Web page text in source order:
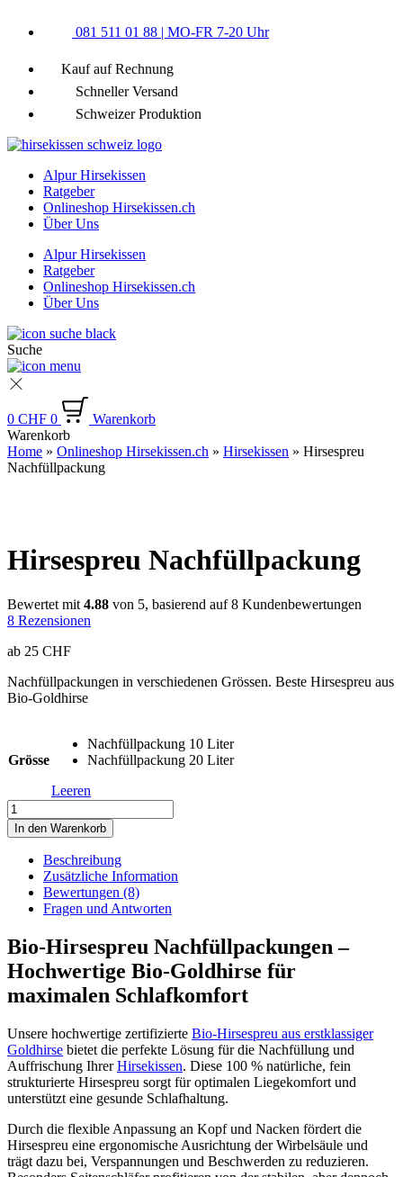
Inhalt
081 511 01 88 | MO-FR 7-20 Uhr
Kauf auf Rechnung
Schneller Versand
Schweizer Produktion
Alpur Hirsekissen
Ratgeber
Onlineshop Hirsekissen.ch
Über Uns
Alpur Hirsekissen
Ratgeber
Onlineshop Hirsekissen.ch
Über Uns
Suche
0 CHF 0
Warenkorb
Warenkorb
Home » Onlineshop Hirsekissen.ch » Hirsekissen » Hirsespreu
Nachfüllpackung
Hirsespreu Nachfüllpackung
Bewertet mit 4.88 von 5, basierend auf8 Kundenbewertungen
8 Rezensionen
ab 25 CHF
Nachfüllpackungen in verschiedenen Grössen. Beste Hirsespreu aus
Bio-Goldhirse
Grösse
Nachfüllpackung 10 Liter
Nachfüllpackung 20 Liter
Leeren
Hirsespreu
Nachfüllpackung
Menge
In den Warenkorb
Beschreibung
Zusätzliche Information
Bewertungen (8)
Fragen und Antworten
Bio-Hirsespreu Nachfüllpackungen –
Hochwertige Bio-Goldhirse für
maximalen Schlafkomfort
Unsere hochwertige zertifizierte Bio-Hirsespreu aus erstklassiger
Goldhirse bietet die perfekte Lösung für die Nachfüllung und
Auffrischung IhrerHirsekissen. Diese 100 % natürliche, fein
strukturierte Hirsespreu sorgt für optimalen Liegekomfort und
unterstützt eine gesunde Schlafhaltung.
Durch die flexible Anpassung an Kopf und Nacken fördert die
Hirsespreu eine ergonomische Ausrichtung der Wirbelsäule und
trägt dazu bei, Verspannungen und Beschwerden zu reduzieren.